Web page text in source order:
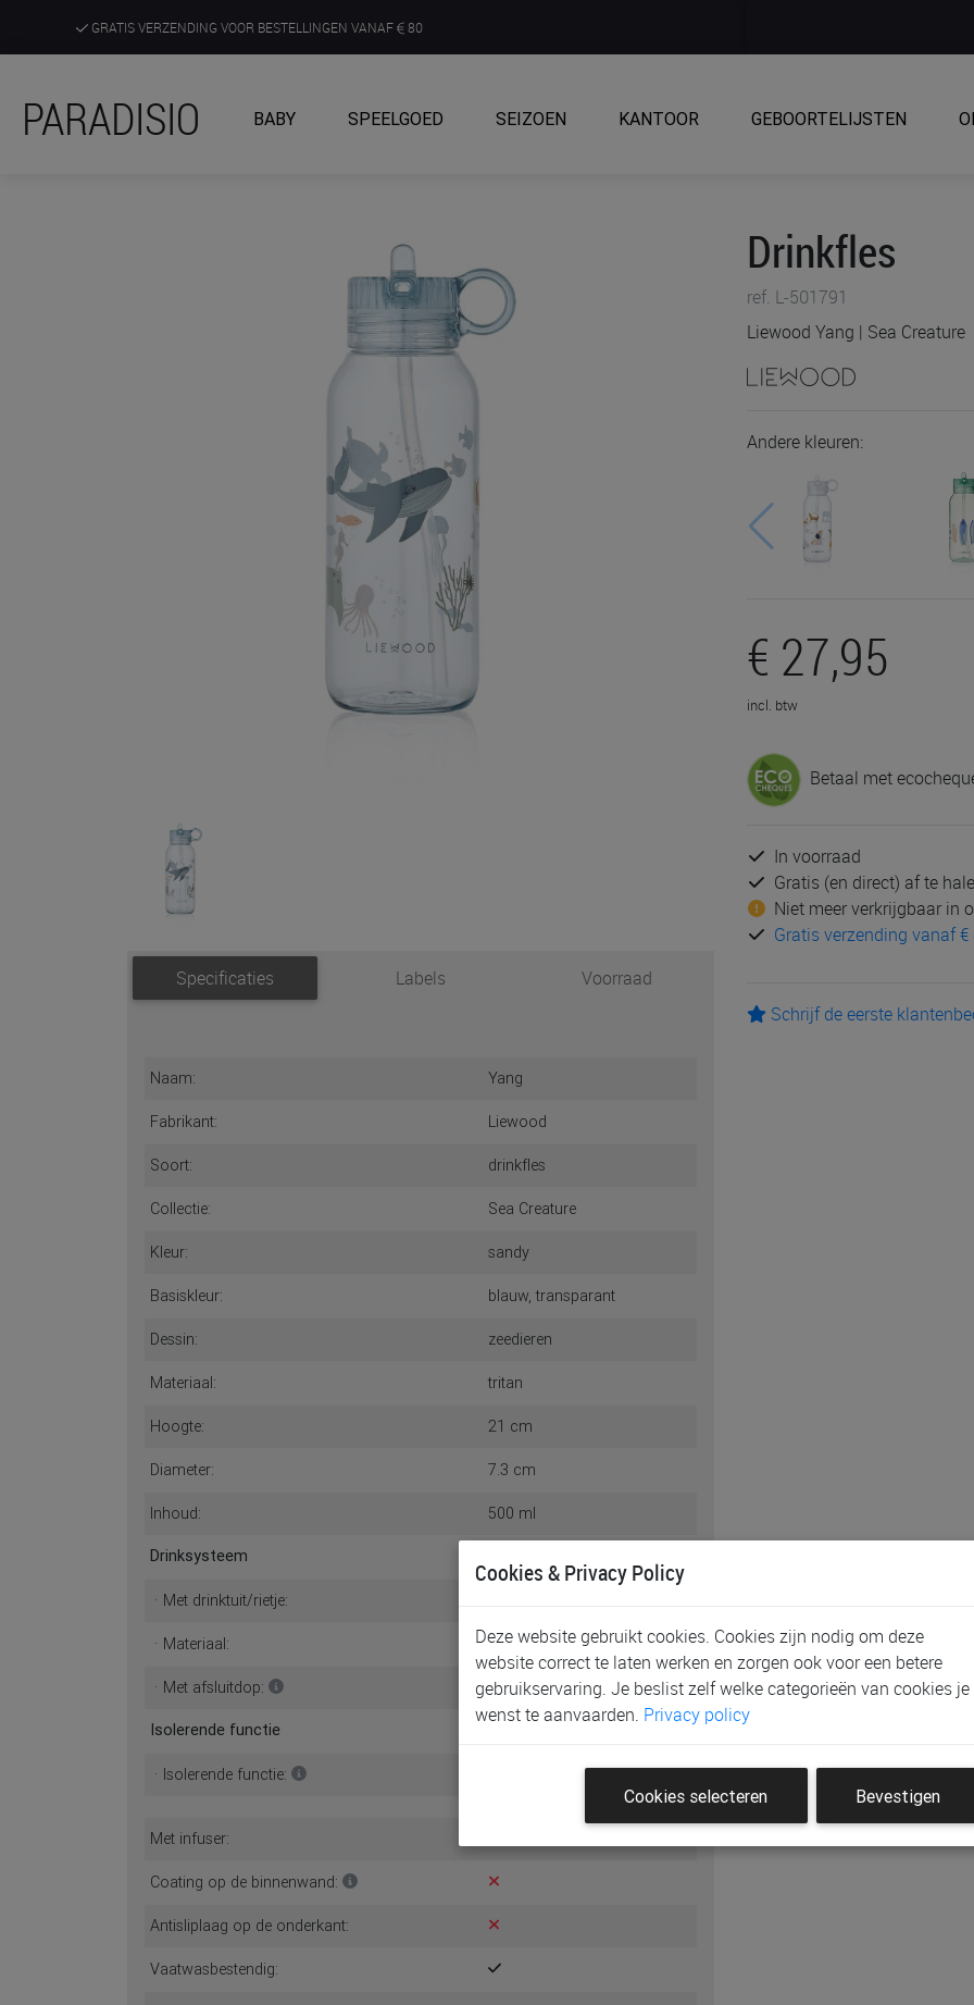
GRATIS VERZENDING VOOR BESTELLINGEN VANAF 80
ONTDEK, BELEEF EN KRIJG ADVIES IN ONZE WINKELS
PARADISIO BABY SPEELGOED SEIZOEN KANTOOR GEBOORTELIJSTEN
Specificaties Labels Voorraad
Naam: Yang
Fabrikant: Liewood
Soort: drinkfles
Collectie: Sea Creature
Kleur: sandy
Basiskleur: blauw, transparant
Dessin: zeedieren
Materiaal: tritan
Hoogte: 21 cm
Diameter: 7.3 cm
Inhoud: 500 ml
Drinksysteem
· Met drinktuit/rietje:
· Materiaal: siliconen
· Met afsluitdop:
Isolerende functie
· Isolerende functie:
Met infuser:
Coating op de binnenwand:
Antisliplaag op de onderkant:
Vaatwasbestendig:
Drinkfles
ref. L-501791
Liewood Yang | Sea Creature
Andere kleuren:
€ 27,95
incl. btw
Betaal met
In voorraad
Gratis (en direct) af te
Niet meer verkrijgbaar in
Gratis verzending vanaf €
Schrijf de eerste
Cookies & Privacy Policy
Deze website gebruikt cookies. Cookies zijn nodig om deze
website correct te laten werken en zorgen ook voor een betere
gebruikservaring. Je beslist zelf welke categorieën van cookies je
wenst te aanvaarden. Privacy policy
Cookies selecteren Bevestigen